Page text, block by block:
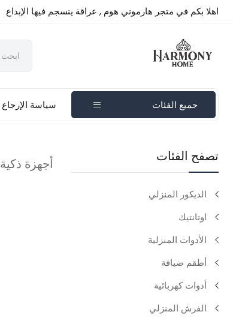
اهلا بكم في متجر هارموني هوم , عراقة ينسجم فيها الإبداع
جميع الفئات سياسة الإرجاع
تصفح الفئات
الديكور المنزلي
اوتانتيك
الأدوات المنزلية
أطقم ضيافة
أدوات كهربائية
الفرش المنزلي
أجهزة ذكية